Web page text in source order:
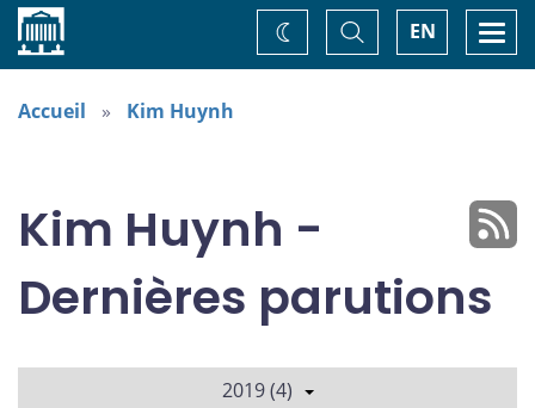
Accueil EN
Basculer
la
recherche
Changez
de
Accueil Kim Huynh
Kim Huynh -
Dernières parutions
2019 (4)